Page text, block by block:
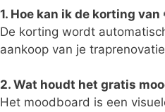
1. Hoe kan ik de korting
De korting wordt
aankoop van je
2. Wat houdt het gratis
Het moodboard is een